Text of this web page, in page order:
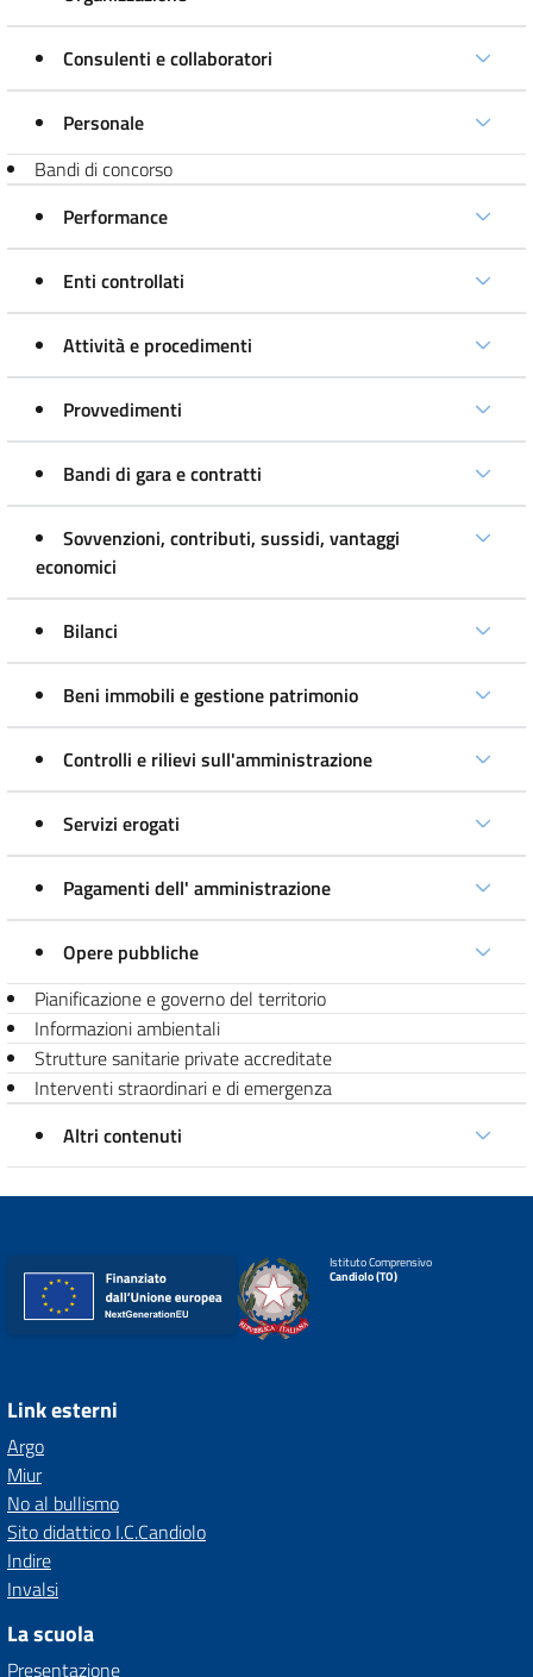
Consulenti e collaboratori
Personale
Bandi di concorso
Performance
Enti controllati
Attività e procedimenti
Provvedimenti
Bandi di gara e contratti
Sovvenzioni, contributi, sussidi, vantaggi
economici
Bilanci
Beni immobili e gestione patrimonio
Controlli e rilievi sull'amministrazione
Servizi erogati
Pagamenti dell' amministrazione
Opere pubbliche
Pianificazione e governo del territorio
Informazioni ambientali
Strutture sanitarie private accreditate
Interventi straordinari e di emergenza
Altri contenuti
Istituto Comprensivo
Candiolo (TO)
Link esterni
Argo
Miur
No al bullismo
Sito didattico I.C.Candiolo
Indire
Invalsi
La scuola
Presentazione